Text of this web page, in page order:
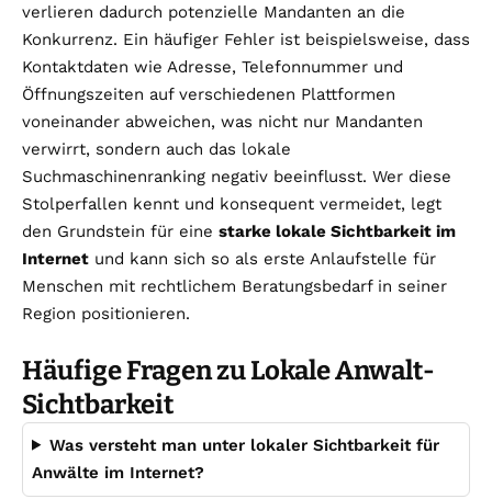
verlieren dadurch potenzielle Mandanten an die
Konkurrenz. Ein häufiger Fehler ist beispielsweise, dass
Kontaktdaten wie Adresse, Telefonnummer und
Öffnungszeiten auf verschiedenen Plattformen
voneinander abweichen, was nicht nur Mandanten
verwirrt, sondern auch das lokale
Suchmaschinenranking negativ beeinflusst. Wer diese
Stolperfallen kennt und konsequent vermeidet, legt
den Grundstein für eine starke lokale Sichtbarkeit im
Internet und kann sich so als erste Anlaufstelle für
Menschen mit rechtlichem Beratungsbedarf in seiner
Region positionieren.
Häufige Fragen zu Lokale Anwalt-
Sichtbarkeit
Was versteht man unter lokaler Sichtbarkeit für
Anwälte im Internet?